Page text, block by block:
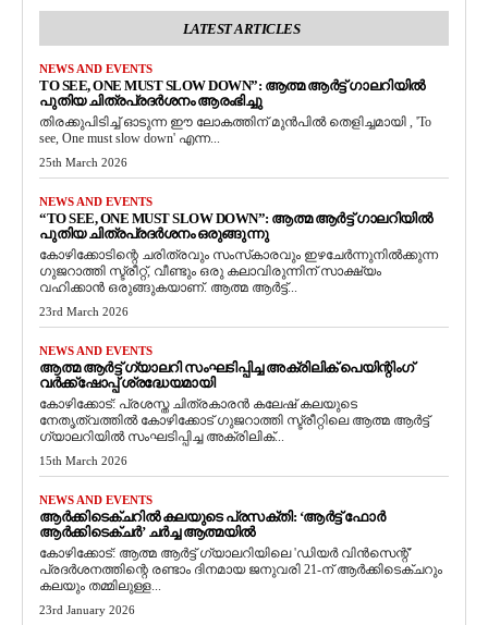
LATEST ARTICLES
NEWS AND EVENTS
TO SEE, ONE MUST SLOW DOWN”: ആത്മ ആർട്ട് ഗാലറിയിൽ
പുതിയ ചിത്രപ്രദർശനം ആരംഭിച്ചു
തിരക്കുപിടിച്ച് ഓടുന്ന ഈ ലോകത്തിന് മുൻപിൽ തെളിച്ചമായി , 'To
see, One must slow down' എന്ന...
25th March 2026
NEWS AND EVENTS
“TO SEE, ONE MUST SLOW DOWN”: ആത്മ ആർട്ട് ഗാലറിയിൽ
പുതിയ ചിത്രപ്രദർശനം ഒരുങ്ങുന്നു
കോഴിക്കോടിന്റെ ചരിത്രവും സംസ്‌കാരവും ഇഴചേർന്നുനിൽക്കുന്ന
ഗുജറാത്തി സ്ട്രീറ്റ്, വീണ്ടും ഒരു കലാവിരുന്നിന് സാക്ഷ്യം
വഹിക്കാൻ ഒരുങ്ങുകയാണ്. ആത്മ ആർട്ട്...
23rd March 2026
NEWS AND EVENTS
ആത്മ ആർട്ട് ഗ്യാലറി സംഘടിപ്പിച്ച അക്രിലിക് പെയിന്റിംഗ്
വർക്ക്‌ഷോപ്പ് ശ്രദ്ധേയമായി
കോഴിക്കോട്: പ്രശസ്ത ചിത്രകാരൻ കലേഷ് കലയുടെ
നേതൃത്വത്തിൽ കോഴിക്കോട് ഗുജറാത്തി സ്ട്രീറ്റിലെ ആത്മ ആർട്ട്
ഗ്യാലറിയിൽ സംഘടിപ്പിച്ച അക്രിലിക്...
15th March 2026
NEWS AND EVENTS
ആർക്കിടെക്ചറിൽ കലയുടെ പ്രസക്തി: ‘ആർട്ട് ഫോർ
ആർക്കിടെക്ചർ’ ചർച്ച ആത്മയിൽ
​കോഴിക്കോട്: ആത്മ ആർട്ട് ഗ്യാലറിയിലെ 'ഡിയർ വിൻസെന്റ്'
പ്രദർശനത്തിന്റെ രണ്ടാം ദിനമായ ജനുവരി 21-ന് ആർക്കിടെക്ചറും
കലയും തമ്മിലുള്ള...
23rd January 2026